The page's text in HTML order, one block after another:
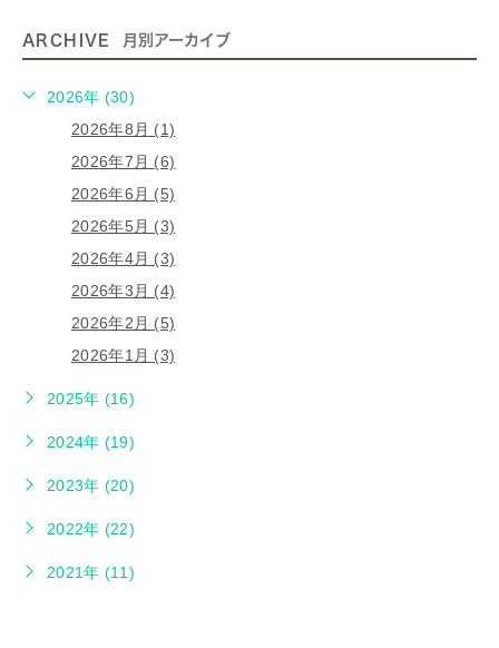
ARCHIVE 月別アーカイブ
2026年 (30)
2026年8月 (1)
2026年7月 (6)
2026年6月 (5)
2026年5月 (3)
2026年4月 (3)
2026年3月 (4)
2026年2月 (5)
2026年1月 (3)
2025年 (16)
2024年 (19)
2023年 (20)
2022年 (22)
2021年 (11)